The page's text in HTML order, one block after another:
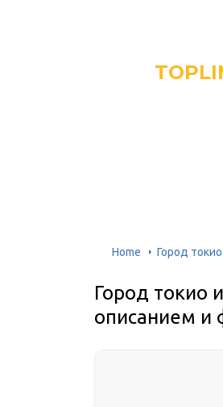
Home Город
Город токио
описанием и